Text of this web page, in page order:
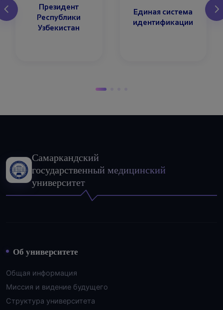
Президент
Республики
Узбекистан
Единая система
идентификации
Самаркандский
государственный медицинский
университет
Об университете
Общая информация
Миссия и видение будущего
Структура университета